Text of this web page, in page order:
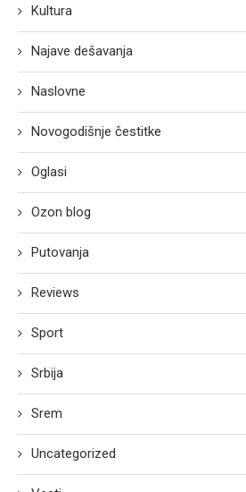
Kultura
Najave dešavanja
Naslovne
Novogodišnje čestitke
Oglasi
Ozon blog
Putovanja
Reviews
Sport
Srbija
Srem
Uncategorized